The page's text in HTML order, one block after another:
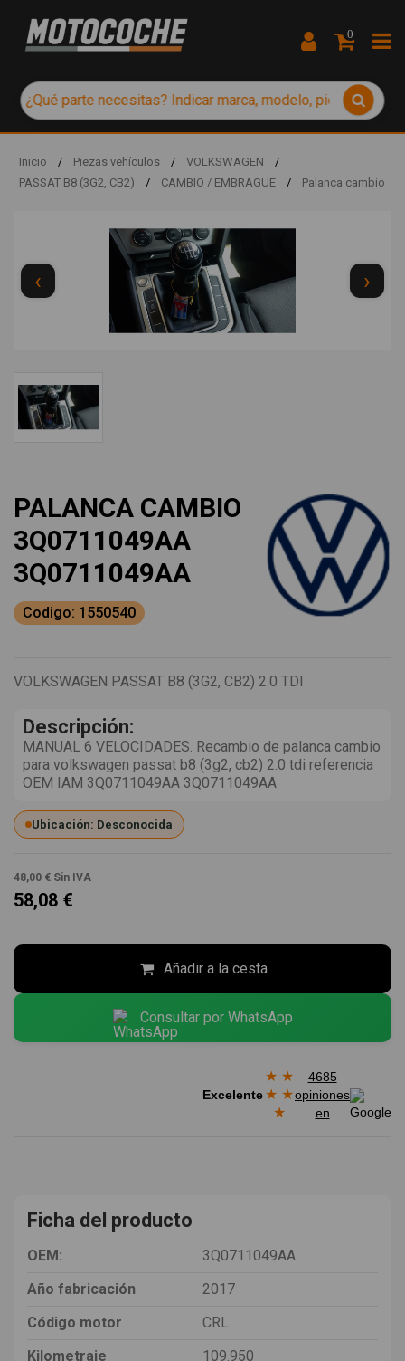
0
Inicio / Piezas vehículos / VOLKSWAGEN
/
PASSAT B8 (3G2, CB2)
/ CAMBIO / EMBRAGUE / Palanca cambio
‹ ›
PALANCA CAMBIO
3Q0711049AA
3Q0711049AA
Codigo: 1550540
VOLKSWAGEN PASSAT B8 (3G2, CB2) 2.0 TDI
Descripción:
MANUAL 6 VELOCIDADES. Recambio de palanca cambio
para volkswagen passat b8 (3g2, cb2) 2.0 tdi referencia
OEM IAM 3Q0711049AA 3Q0711049AA
Ubicación: Desconocida
48,00 € Sin IVA
58,08 €
Añadir a la cesta
Consultar por WhatsApp
Excelente
★ ★
★ ★
★
4685
opiniones
en
Ficha del producto
OEM:
3Q0711049AA
Año fabricación
2017
Código motor
CRL
Kilometraje
109.950